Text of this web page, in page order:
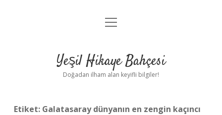
Anasayfa
Yasal Uyarı
menüyü
Yeşil Hikaye Bahçesi
Doğadan ilham alan keyifli bilgiler!
Etiket: Galatasaray dünyanın en zengin kaçıncı